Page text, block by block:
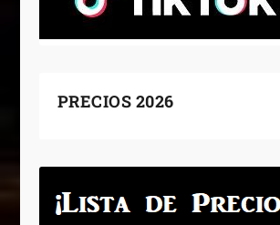
PRECIOS 2026